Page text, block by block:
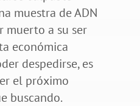
muestra de ADN
muerto a su ser
económica
despedirse, es
el próximo
buscando.